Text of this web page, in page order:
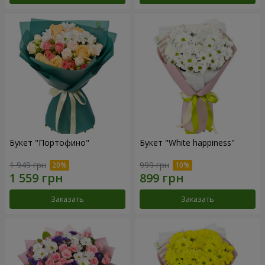
Букет "Портофино"
1 949 грн
Заказать
Букет "White happiness"
999 грн
Заказать